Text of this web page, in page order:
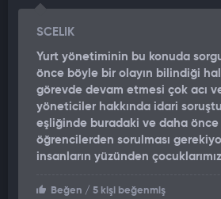
ÖNCEKİ İDDİALAR DA İNCELENİYOR
Öte yandan, söz konusu görevlinin
olaylarına karıştığı yönündeki
kapsamında değerlendirildiği öğrenildi.
olayın hem de geçmişe yönelik
incelendiğini ifade etti.
Soruşturmanın tamamlanmasının
bulgular doğrultusunda gerekli yasal ve
SCELIK
Yurt yönetiminin bu konuda
önce böyle bir olayın bilindiği
görevde devam etmesi çok acı
yöneticiler hakkında idari
eşliğinde buradaki ve daha önce
öğrencilerden sorulması
insanların yüzünden
Beğen / 5 kişi beğenmiş